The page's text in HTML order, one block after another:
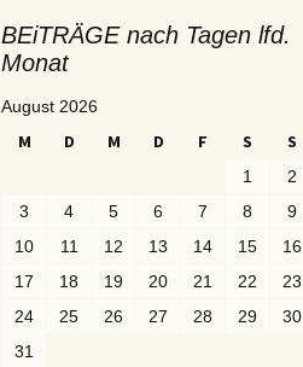
Ä
G
E
a
BEiTRÄGE nach Tagen lfd.
Monat
August 2026
M D M D F S S
1
2
3
4 5 6 7 8
9
10
11 12 13 14 15
16
17
18 19 20 21 22
23
24
25 26 27 28 29
30
31